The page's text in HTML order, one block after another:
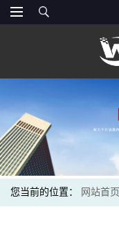
您当前的位置： 网站首页